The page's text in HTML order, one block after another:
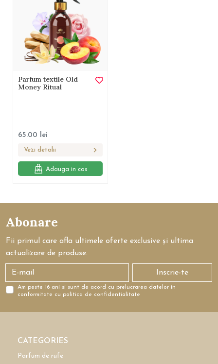
Parfum textile Old
Money Ritual
65.00 lei
Vezi detalii
Adauga in cos
Abonare
Fii primul care afla ultimele oferte exclusive și ultima
actualizare de produse.
Inscrie-te
Am peste 16 ani si sunt de acord cu prelucrarea datelor in
conformitate cu politica de confidentialitate
CATEGORIES
Parfum de rufe